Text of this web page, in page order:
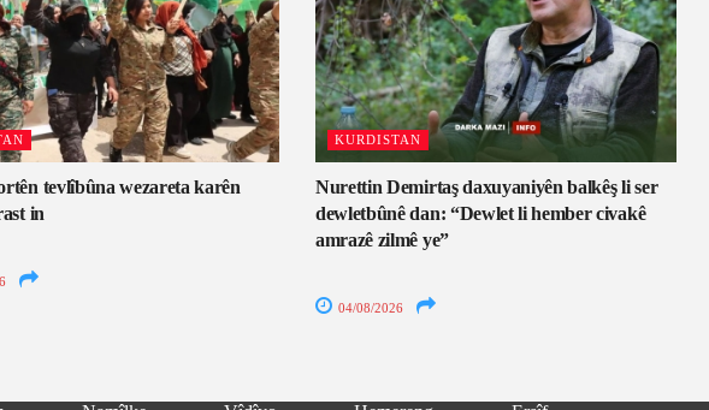
tevlîbûna wezareta karên
in
KURDISTAN
Nurettin Demirtaş daxuyaniyên balkêş li ser
dewletbûnê dan: “Dewlet li hember civakê
amrazê zilmê ye”
04/08/2026